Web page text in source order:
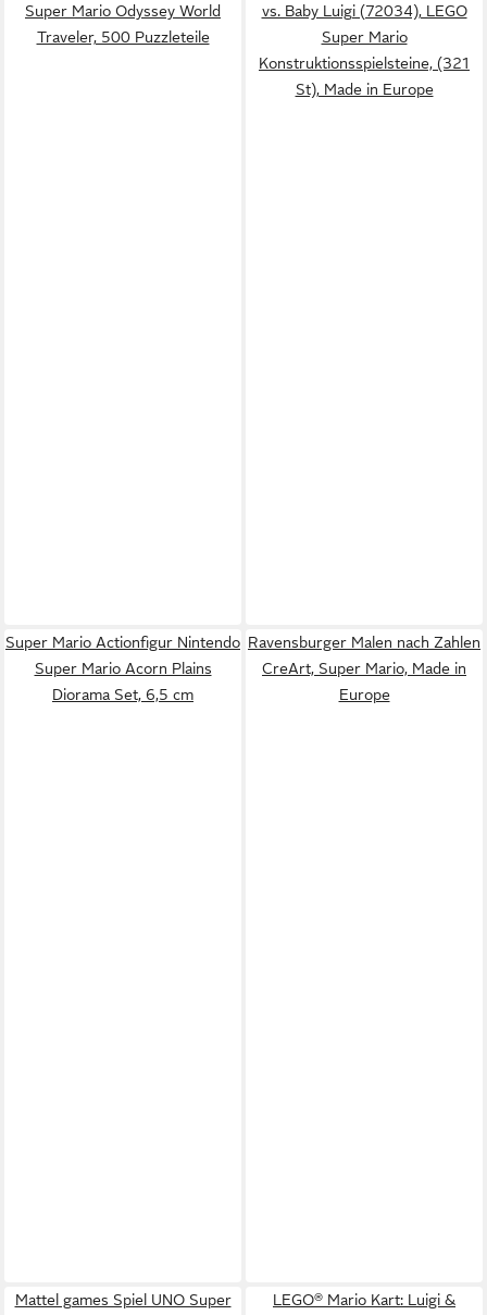
Super Mario Odyssey World
Traveler, 500 Puzzleteile
vs. Baby Luigi (72034), LEGO
Super Mario
Konstruktionsspielsteine, (321
St), Made in Europe
Super Mario Actionfigur Nintendo
Super Mario Acorn Plains
Diorama Set, 6,5 cm
Ravensburger Malen nach Zahlen
CreArt, Super Mario, Made in
Europe
Mattel games Spiel UNO Super
LEGO® Mario Kart: Luigi &